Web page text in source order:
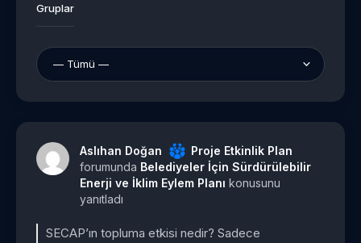
Gruplar
Aslıhan Doğan
Proje Etkinlik Plan
forumunda Belediyeler İçin Sürdürülebilir
Enerji ve İklim Eylem Planı konusunu
yanıtladı
SECAP’ın topluma etkisi nedir? Sadece